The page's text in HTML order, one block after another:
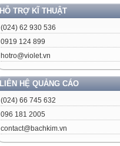
HỖ TRỢ KĨ THUẬT
(024) 62 930 536
0919 124 899
hotro@violet.vn
LIÊN HỆ QUẢNG CÁO
(024) 66 745 632
096 181 2005
contact@bachkim.vn